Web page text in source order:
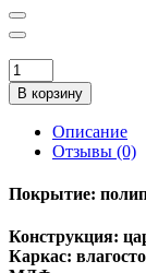
В корзину
Описание
Отзывы (0)
Покрытие:
Конструкция:
Каркас: